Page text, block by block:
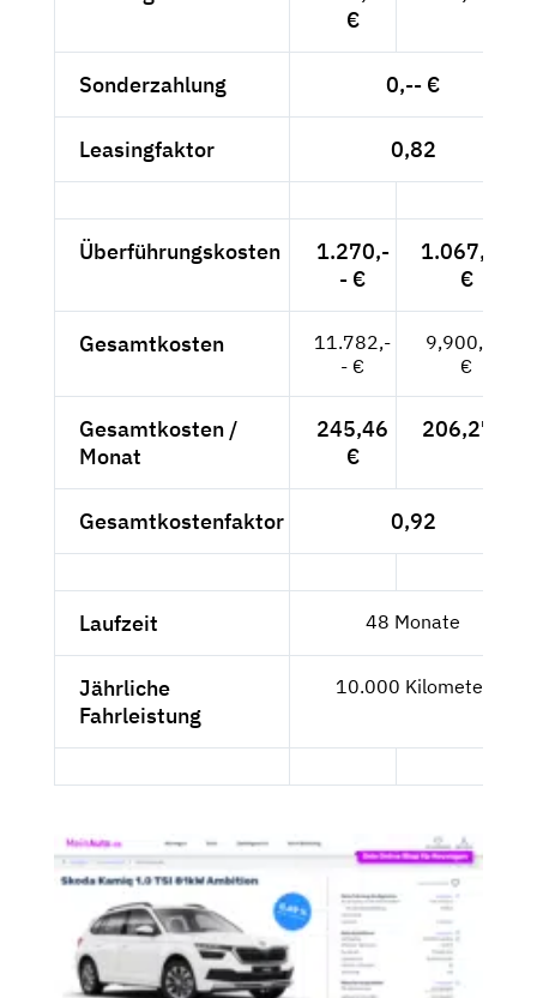
€
Sonderzahlung 0,-- €
Leasingfaktor 0,82
Überführungskosten
1.270,-
- €
1.067,23
€
Gesamtkosten
11.782,-
- €
9,900,27
€
Gesamtkosten /
Monat
245,46
€
206,27 €
Gesamtkostenfaktor 0,92
Laufzeit 48 Monate
Jährliche
Fahrleistung
10.000 Kilometer